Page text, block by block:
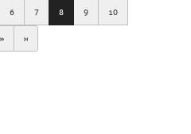
6 7 8 9 10
Next Last